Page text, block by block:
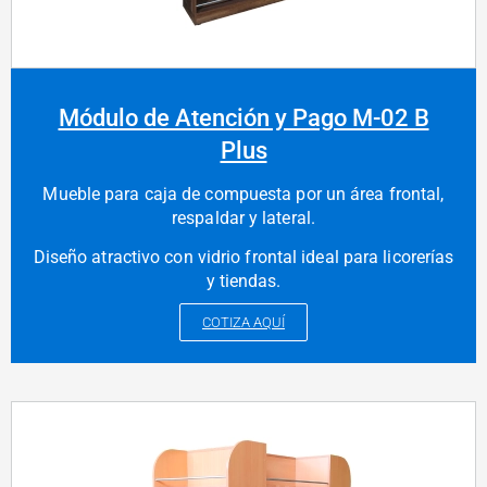
Módulo de Atención y Pago M-02 B
Plus
Mueble para caja de compuesta por un área frontal,
respaldar y lateral.
Diseño atractivo con vidrio frontal ideal para licorerías
y tiendas.
COTIZA AQUÍ